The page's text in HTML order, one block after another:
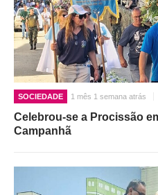
SOCIEDADE 1 mês 1 semana atrás
Celebrou-se a Procissão
Campanhã